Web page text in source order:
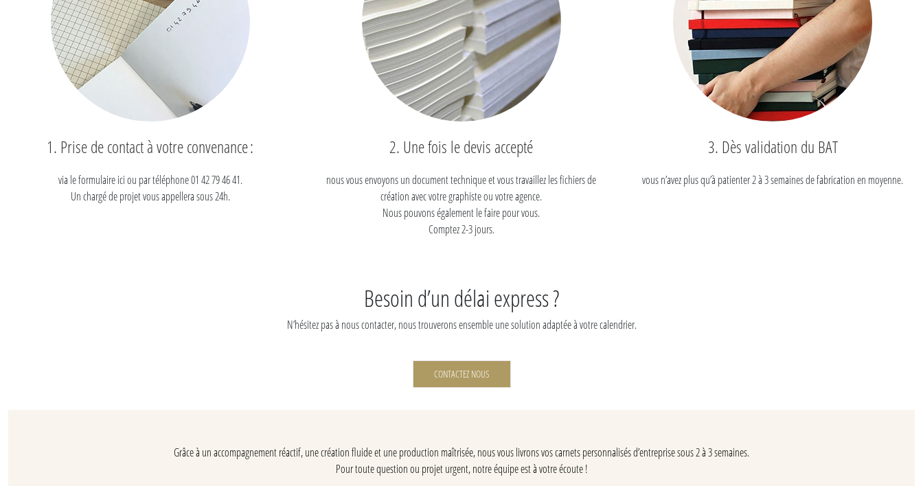
1. Prise de contact à votre convenance :
via le formulaire ici ou par téléphone 01 42 79 46 41.
Un chargé de projet vous appellera sous 24h.
2. Une fois le devis accepté
nous vous envoyons un document technique et vous travaillez les fichiers de
création avec votre graphiste ou votre agence.
Nous pouvons également le faire pour vous.
Comptez 2-3 jours.
3. Dès validation du BAT
vous n’avez plus qu’à patienter 2 à 3 semaines de fabrication en moyenne.
Besoin d’un délai express ?
N’hésitez pas à nous contacter, nous trouverons ensemble une solution adaptée à votre calendrier.
CONTACTEZ NOUS
Grâce à un accompagnement réactif, une création fluide et une production maîtrisée, nous vous livrons vos carnets personnalisés d’entreprise sous 2 à 3 semaines.
Pour toute question ou projet urgent, notre équipe est à votre écoute !